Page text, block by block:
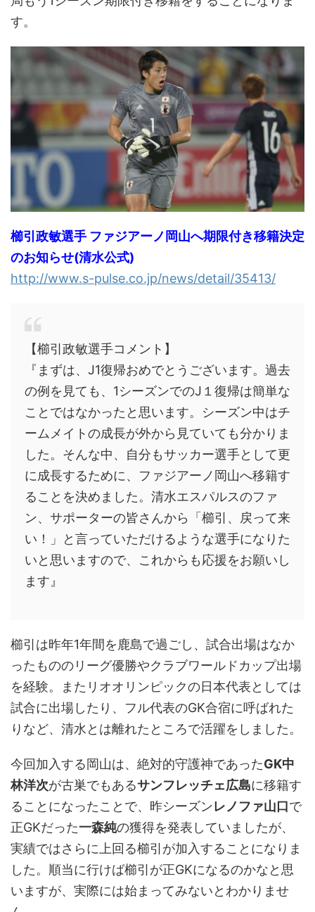
す。
櫛引政敏選手 ファジアーノ岡山へ期限付き移籍決定
のお知らせ(清水公式)
http://www.s-pulse.co.jp/news/detail/35413/
【櫛引政敏選手コメント】
『まずは、J1復帰おめでとうございます。過去
の例を見ても、1シーズンでのJ１復帰は簡単な
ことではなかったと思います。シーズン中はチ
ームメイトの成長が外から見ていても分かりま
した。そんな中、自分もサッカー選手として更
に成長するために、ファジアーノ岡山へ移籍す
ることを決めました。清水エスパルスのファ
ン、サポーターの皆さんから「櫛引、戻って来
い！」と言っていただけるような選手になりた
いと思いますので、これからも応援をお願いし
ます』
櫛引は昨年1年間を鹿島で過ごし、試合出場はなか
ったもののリーグ優勝やクラブワールドカップ出場
を経験。またリオオリンピックの日本代表としては
試合に出場したり、フル代表のGK合宿に呼ばれた
りなど、清水とは離れたところで活躍をしました。
今回加入する岡山は、絶対的守護神であったGK中
林洋次が古巣でもあるサンフレッチェ広島に移籍す
ることになったことで、昨シーズンレノファ山口で
正GKだった一森純の獲得を発表していましたが、
実績ではさらに上回る櫛引が加入することになりま
した。順当に行けば櫛引が正GKになるのかなと思
いますが、実際には始まってみないとわかりませ